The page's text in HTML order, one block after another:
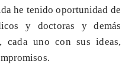
he tenido oportunidad de
y doctoras y demás
cada uno con sus ideas,